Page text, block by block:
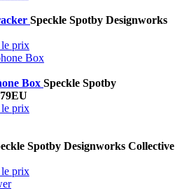
Speckle Spotby Designworks
prix
Box Speckle Spotby
prix
Spotby Designworks Collective
prix